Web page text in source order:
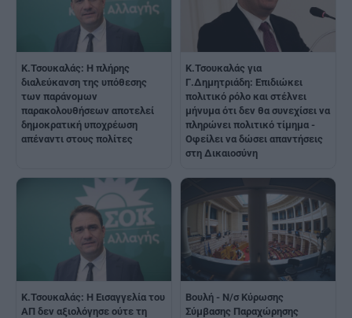
Κ.Τσουκαλάς: Η πλήρης
διαλεύκανση της υπόθεσης
των παράνομων
παρακολουθήσεων αποτελεί
δημοκρατική υποχρέωση
απέναντι στους πολίτες
Κ.Τσουκαλάς για
Γ.Δημητριάδη: Eπιδιώκει
πολιτικό ρόλο και στέλνει
μήνυμα ότι δεν θα συνεχίσει να
πληρώνει πολιτικό τίμημα -
Οφείλει να δώσει απαντήσεις
στη Δικαιοσύνη
Κ.Τσουκαλάς: Η Εισαγγελία του
ΑΠ δεν αξιολόγησε ούτε τη
Βουλή - Ν/σ Κύρωσης
Σύμβασης Παραχώρησης